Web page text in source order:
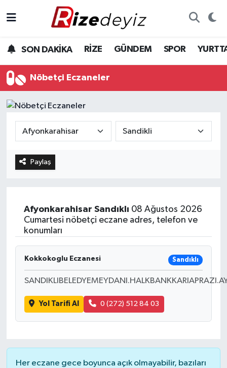
SON DAKİKA RİZE GÜNDEM SPOR
Nöbetçi Eczaneler
Paylaş
Afyonkarahisar Sandıklı 08 Ağustos 2026
Cumartesi nöbetçi eczane adres, telefon ve
konumları
Kokkokoglu Eczanesi Sandıklı
Yol Tarifi Al 0 (272) 512 84 03
Her eczane gece boyunca açık olmayabilir, bazıları
Gündem
Yurttan Haberler
Teknoloji
Sağlık
Rize Hava Durumu
Rize Trafik Yoğunluk Haritası
Tüm Manşetler
Son Dakika Haberleri